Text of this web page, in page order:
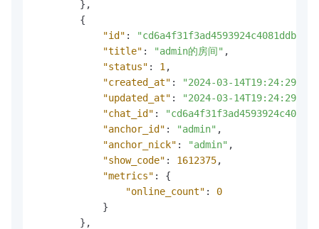
} ,
{
"id" :
"title" : "admin的房间" ,
"status" : 1 ,
"created_at" : "2024-03-14T19:24:29"
"updated_at" : "2024-03-14T19:24:29"
"chat_id" :
"anchor_id" : "admin" ,
"anchor_nick" : "admin" ,
"show_code" : 1612375,
"metrics" :
{
"online_count" :
0
}
} ,